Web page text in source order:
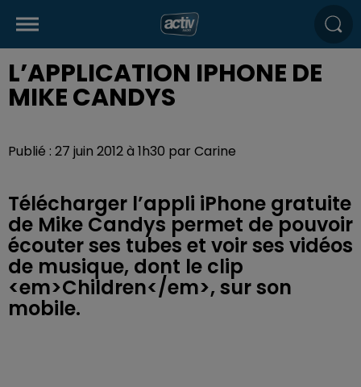
L’APPLICATION IPHONE DE
MIKE CANDYS
Publié : 27 juin 2012 à 1h30 par Carine
Télécharger l’appli iPhone gratuite
de Mike Candys permet de pouvoir
écouter ses tubes et voir ses vidéos
de musique, dont le clip
<em>Children</em>, sur son
mobile.